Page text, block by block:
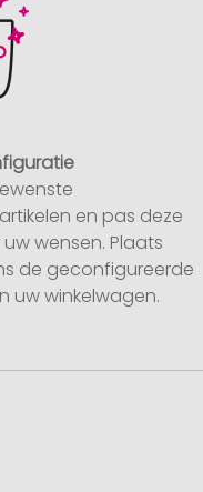
en pas deze
wensen. Plaats
de geconfigureerde
uw winkelwagen.